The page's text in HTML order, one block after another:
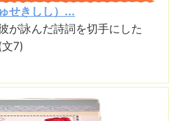
せきしし）...
が詠んだ詩詞を切手にした
7)